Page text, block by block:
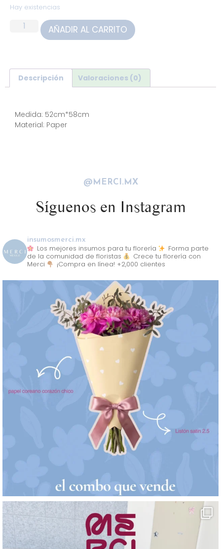
Hay existencias
AÑADIR AL CARRITO
Descripción Valoraciones (0)
Medida: 52cm*58cm
Material: Paper
@MERCI.MX
Síguenos en Instagram
insumosmerci.mx
Los mejores insumos para tu florería
Forma parte
de la comunidad de floristas
Crece tu florería con
Merci
¡Compra en línea! +2,000 clientes